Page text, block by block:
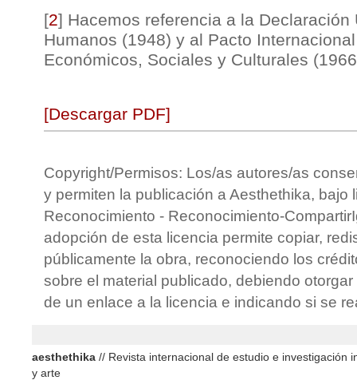
[2] Hacemos referencia a la
Humanos (1948) y al Pacto
Económicos, Sociales y Culturales
[Descargar PDF]
Copyright/Permisos: Los/as autores/as
y permiten la publicación a Aesthethika, bajo
Reconocimiento - Reconocimiento-
adopción de esta licencia permite copiar,
públicamente la obra, reconociendo los
sobre el material publicado, debiendo
de un enlace a la licencia e indicando si se
aesthethika // Revista internacional de estudio e investigación
y arte